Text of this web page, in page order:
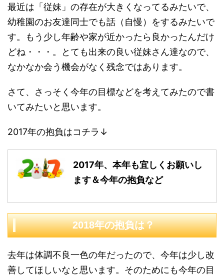
最近は「従妹」の存在が大きくなってるみたいで、
幼稚園のお友達同士でも話（自慢）をするみたいで
す。もう少し年齢や家が近かったら良かったんだけ
どね・・・。とても出来の良い従妹さん達なので、
なかなか会う機会がなく残念ではあります。
さて、さっそく今年の目標などを考えてみたので書
いてみたいと思います。
2017年の抱負はコチラ↓
2017年、本年も宜しくお願いし
ます＆今年の抱負など
2018年の抱負は？
去年は体調不良一色の年だったので、今年は少し改
善してほしいなと思います。そのためにも今年の目